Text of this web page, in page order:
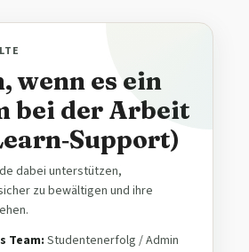
wenn es ein
bei der Arbeit
dabei unterstützen,
zu bewältigen und ihre
Team: Studentenerfolg / Admin